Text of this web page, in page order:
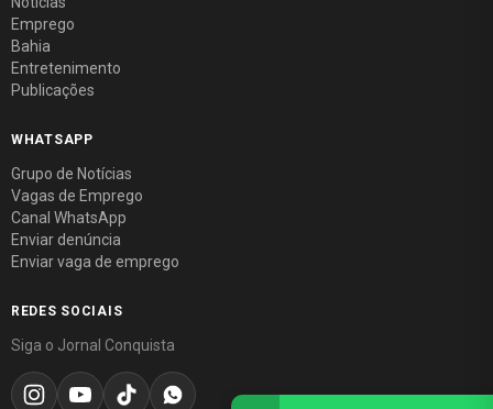
Emprego
Bahia
Entretenimento
Publicações
WHATSAPP
Grupo de Notícias
Vagas de Emprego
Canal WhatsApp
Enviar denúncia
Enviar vaga de emprego
REDES SOCIAIS
Siga o Jornal Conquista